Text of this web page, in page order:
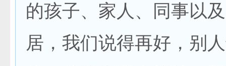
的孩子、家人、同事以
居，我们说得再好，别